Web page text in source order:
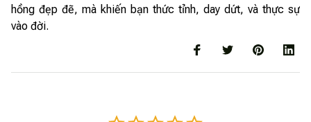
hồng đẹp đẽ, mà khiến bạn thức tỉnh, day dứt, và thực sự
vào đời.